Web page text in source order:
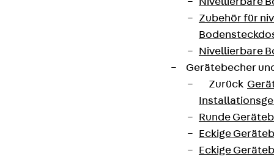
Zubehör für
Nivellierbare
Gerätebecher
Zurück
Runde
Eckige
Eckige